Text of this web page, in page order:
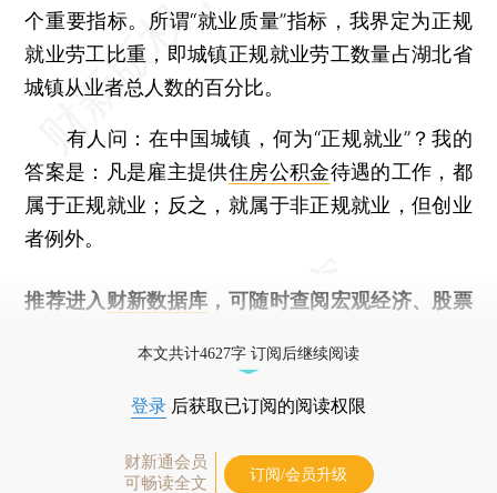
个重要指标。所谓“就业质量”指标，我界定为正规
就业劳工比重，即城镇正规就业劳工数量占湖北省
城镇从业者总人数的百分比。
有人问：在中国城镇，何为“正规就业”？我的
答案是：凡是雇主提供住房公积金待遇的工作，都
属于正规就业；反之，就属于非正规就业，但创业
者例外。
推荐进入 财新数据库 ，可随时查阅宏观经济、股票
本文共计4627字 订阅后继续阅读
登录 后获取已订阅的阅读权限
财新通会员
可畅读全文
订阅/会员升级